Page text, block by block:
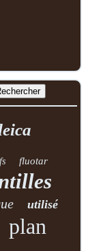
fluotar
utilisé
plan